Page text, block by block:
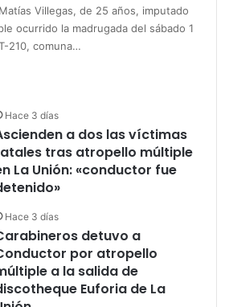
Villegas, de 25 años, imputado
ocurrido la madrugada del sábado 1
210, comuna…
Hace 3 días
a dos las víctimas
tras atropello múltiple
La Unión: «conductor fue
Hace 3 días
detuvo a
por atropello
a la salida de
Euforia de La